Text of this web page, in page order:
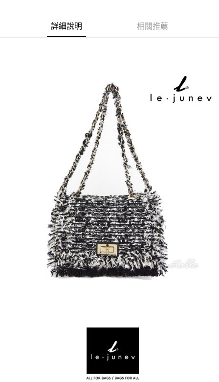
每筆NT$60，滿NT$1,000(含以上)免運費
每筆NT$60，滿NT$1,000(含以上)免運費
每筆NT$60，滿NT$1,000(含以上)免運費
每筆NT$80，滿NT$1,000(含以上)免運費
詳細說明 相關推薦